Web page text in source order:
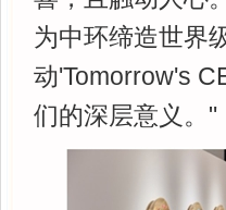
为中环缔造世界
动'Tomorrow's
们的深层意义。"